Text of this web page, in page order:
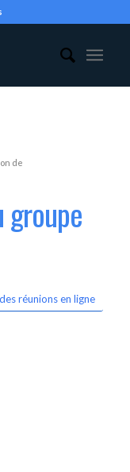
de
groupe
réunions en ligne